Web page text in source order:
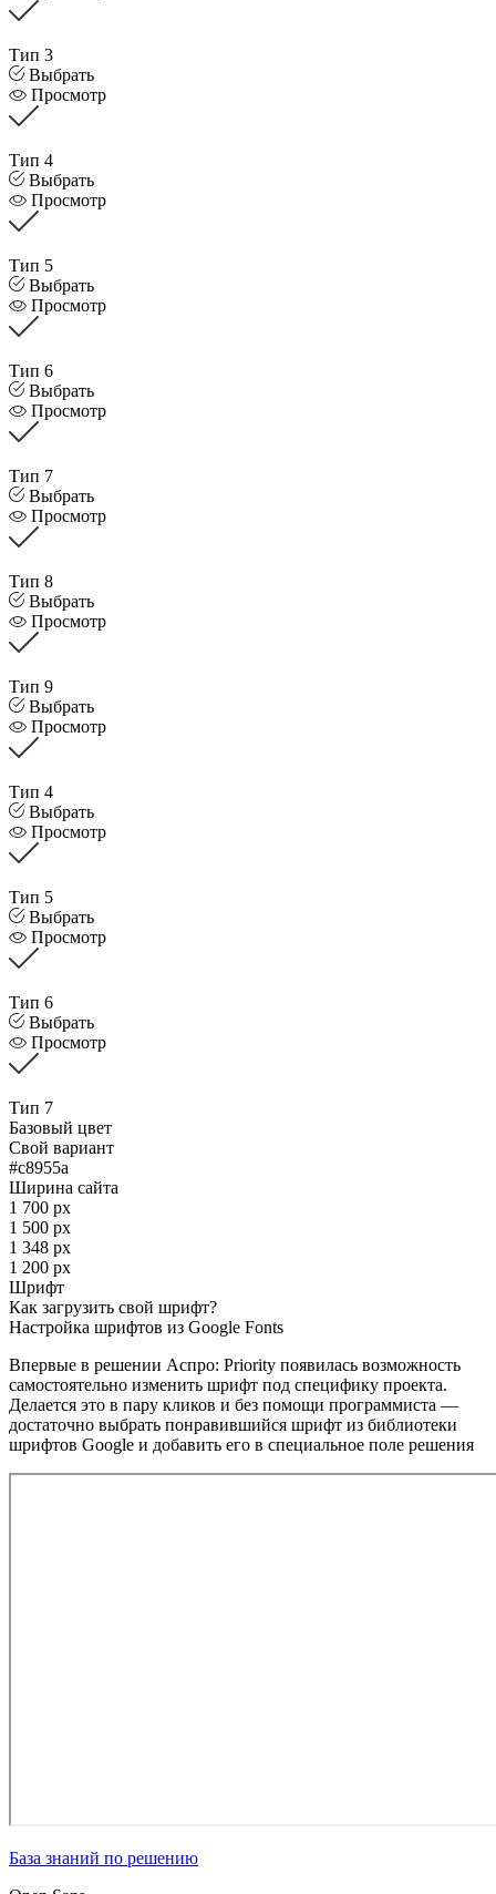
Тип 3
Выбрать
Просмотр
Тип 4
Выбрать
Просмотр
Тип 5
Выбрать
Просмотр
Тип 6
Выбрать
Просмотр
Тип 7
Выбрать
Просмотр
Тип 8
Выбрать
Просмотр
Тип 9
Выбрать
Просмотр
Тип 4
Выбрать
Просмотр
Тип 5
Выбрать
Просмотр
Тип 6
Выбрать
Просмотр
Тип 7
Базовый цвет
Свой вариант
#c8955a
Ширина сайта
1 700 px
1 500 px
1 348 px
1 200 px
Шрифт
Как загрузить свой шрифт?
Настройка шрифтов из Google Fonts
Впервые в решении Аспро: Priority появилась возможность
самостоятельно изменить шрифт под специфику проекта.
Делается это в пару кликов и без помощи программиста —
достаточно выбрать понравившийся шрифт из библиотеки
шрифтов Google и добавить его в специальное поле решения
База знаний по решению